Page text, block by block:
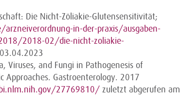
Die Nicht-Zöliakie-Glutensensitivität;
in-der-praxis/ausgaben-
2018-02/die-nicht-zoliakie-
Viruses, and Fungi in Pathogenesis of
Approaches. Gastroenterology. 2017
27769810/ zuletzt abgerufen am